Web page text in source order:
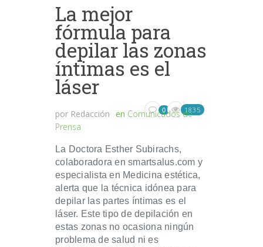
La mejor
fórmula para
depilar las zonas
íntimas es el
láser
por Redacción en Comunicados de
Prensa
0 1835
La Doctora Esther Subirachs,
colaboradora en smartsalus.com y
especialista en Medicina estética,
alerta que la técnica idónea para
depilar las partes íntimas es el
láser. Este tipo de depilación en
estas zonas no ocasiona ningún
problema de salud ni es